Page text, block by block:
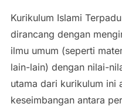
Kurikulum Islami
dirancang dengan
ilmu umum (seperti
lain-lain) dengan nilai-
utama dari kurikulum ini
keseimbangan antara